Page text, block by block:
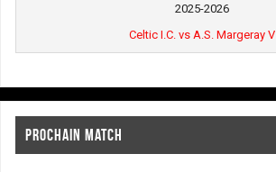
2025-2026
Celtic I.C. vs A.S. Margeray V
PROCHAIN MATCH